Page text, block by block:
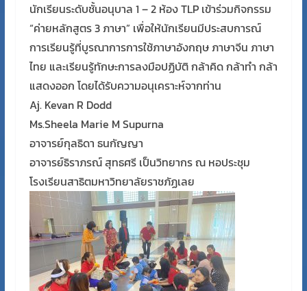
นักเรียนระดับชั้นอนุบาล 1 – 2 ห้อง TLP เข้าร่วมกิจกรรม
“ค่ายหลักสูตร 3 ภาษา” เพื่อให้นักเรียนมีประสบการณ์
การเรียนรู้ที่บูรณาการการใช้ภาษาอังกฤษ ภาษาจีน ภาษา
ไทย และเรียนรู้ทักษะการลงมือปฏิบัติ กล้าคิด กล้าทำ กล้า
แสดงออก โดยได้รับความอนุเคราะห์จากท่าน
Aj. Kevan R Dodd
Ms.Sheela Marie M Supurna
อาจารย์กุลธิดา ธนกัญญา
อาจารย์ธิราภรณ์ สุทธศรี เป็นวิทยากร ณ หอประชุม
โรงเรียนสาธิตมหาวิทยาลัยราชภัฏเลย